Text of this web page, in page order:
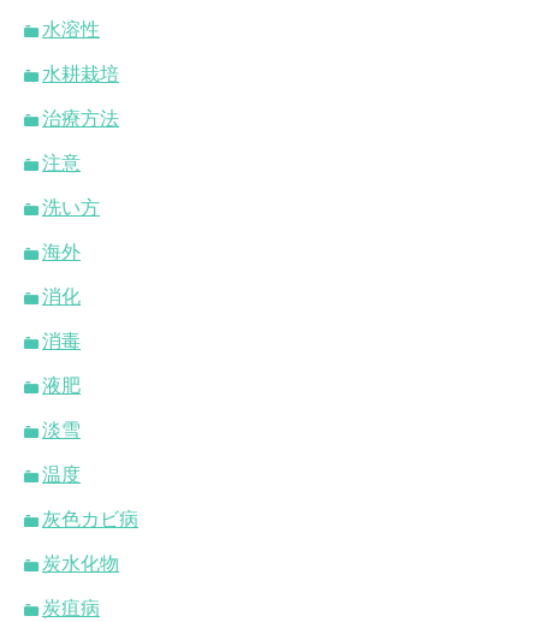
水溶性
水耕栽培
治療方法
注意
洗い方
海外
消化
消毒
液肥
淡雪
温度
灰色カビ病
炭水化物
炭疽病